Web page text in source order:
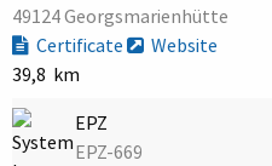
49124 Georgsmarienhütte
Certificate
Website
39,8 km
EPZ
EPZ-669